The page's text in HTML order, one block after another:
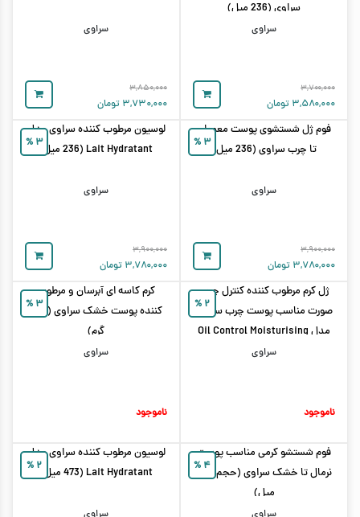
سراوی (236 میل)
سراوی
۳,۷۰۰,۰۰۰
۳,۵۸۰,۰۰۰ تومان
سراوی
۳,۸۵۰,۰۰۰
۳,۷۳۰,۰۰۰ تومان
۳ %
فوم ژل شستشوی پوست معمولی
تا چرب سراوی (236 میل)
سراوی
۳,۹۰۰,۰۰۰
۳,۷۸۰,۰۰۰ تومان
۳ %
لوسیون مرطوب کننده سراوی مدل
Lait Hydratant (236 میل)
سراوی
۳,۹۰۰,۰۰۰
۳,۷۸۰,۰۰۰ تومان
۲ %
ژل کرم مرطوب کننده کنترل چربی
صورت مناسب پوست چرب سراوی
مدل Oil Control Moisturising
Gel Cream
سراوی
ناموجود
۳ %
کرم کاسه ای آبرسان و مرطوب
کننده پوست خشک سراوی (340
گرم)
سراوی
ناموجود
۴ %
فوم شستشو کرمی مناسب پوست
نرمال تا خشک سراوی (حجم 236
میل)
۲ %
لوسیون مرطوب کننده سراوی مدل
Lait Hydratant (473 میل)